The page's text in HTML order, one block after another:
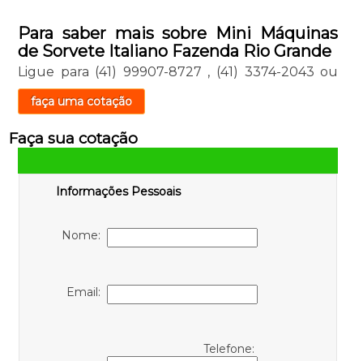
Para saber mais sobre Mini Máquinas
de Sorvete Italiano Fazenda Rio Grande
Ligue para (41) 99907-8727 , (41) 3374-2043 ou
faça uma cotação
Faça sua cotação
Informações Pessoais
Nome:
Email:
Telefone: